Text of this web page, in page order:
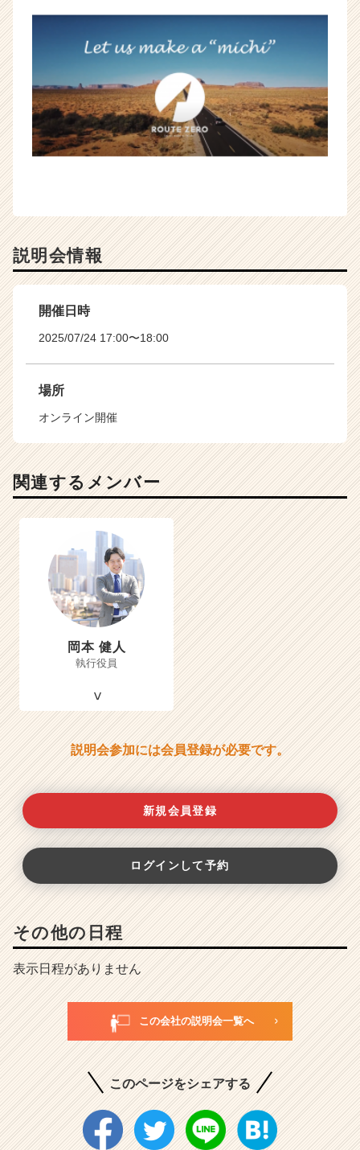
説明会情報
開催日時
2025/07/24 17:00〜18:00
場所
オンライン開催
関連するメンバー
岡本 健人
執行役員
説明会参加には会員登録が必要です。
新規会員登録
ログインして予約
その他の日程
表示日程がありません
この会社の説明会一覧へ
このページをシェアする